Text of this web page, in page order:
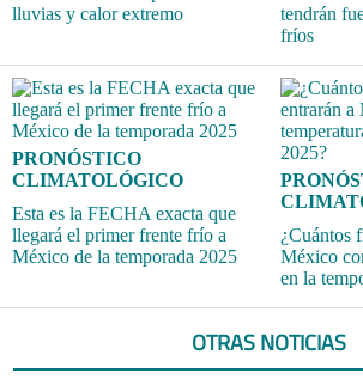
lluvias y calor extremo
tendrán
fríos
PRONÓSTICO
CLIMATOLÓGICO
Esta es la FECHA exacta que
llegará el primer frente frío a
México de la temporada 2025
¿Cuántos
México
en la
OTRAS NOTICIAS